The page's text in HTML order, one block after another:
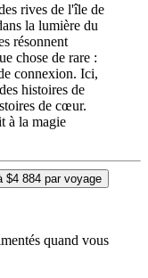
rives de l'île de
la lumière du
résonnent
chose de rare :
connexion. Ici,
histoires de
de cœur.
à la magie
$4 884 par voyage
quand vous